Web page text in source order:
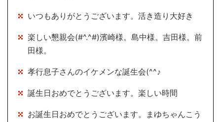
いつもありがとうございます。活き造り大好き
楽しい懇親会(#^.^#)濱崎様。島中様。吉田様。前
田様。
孝行息子さんのイケメンな誕生会(^^♪
誕生日おめでとうございます。楽しい時間
お誕生日おめでとうございます。まゆちゃんこう